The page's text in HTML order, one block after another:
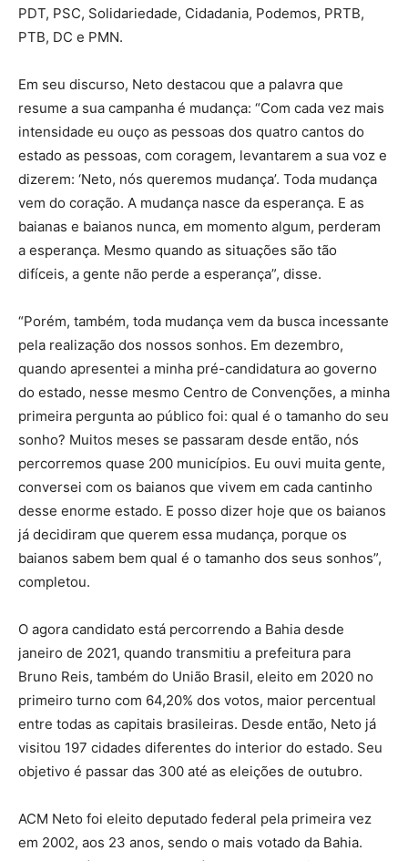
PDT, PSC, Solidariedade, Cidadania, Podemos, PRTB,
PTB, DC e PMN.
Em seu discurso, Neto destacou que a palavra que
resume a sua campanha é mudança: “Com cada vez mais
intensidade eu ouço as pessoas dos quatro cantos do
estado as pessoas, com coragem, levantarem a sua voz e
dizerem: ‘Neto, nós queremos mudança’. Toda mudança
vem do coração. A mudança nasce da esperança. E as
baianas e baianos nunca, em momento algum, perderam
a esperança. Mesmo quando as situações são tão
difíceis, a gente não perde a esperança”, disse.
“Porém, também, toda mudança vem da busca incessante
pela realização dos nossos sonhos. Em dezembro,
quando apresentei a minha pré-candidatura ao governo
do estado, nesse mesmo Centro de Convenções, a minha
primeira pergunta ao público foi: qual é o tamanho do seu
sonho? Muitos meses se passaram desde então, nós
percorremos quase 200 municípios. Eu ouvi muita gente,
conversei com os baianos que vivem em cada cantinho
desse enorme estado. E posso dizer hoje que os baianos
já decidiram que querem essa mudança, porque os
baianos sabem bem qual é o tamanho dos seus sonhos”,
completou.
O agora candidato está percorrendo a Bahia desde
janeiro de 2021, quando transmitiu a prefeitura para
Bruno Reis, também do União Brasil, eleito em 2020 no
primeiro turno com 64,20% dos votos, maior percentual
entre todas as capitais brasileiras. Desde então, Neto já
visitou 197 cidades diferentes do interior do estado. Seu
objetivo é passar das 300 até as eleições de outubro.
ACM Neto foi eleito deputado federal pela primeira vez
em 2002, aos 23 anos, sendo o mais votado da Bahia.